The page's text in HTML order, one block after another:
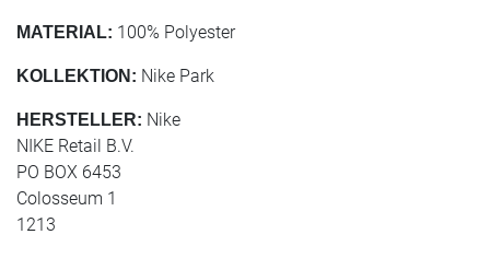
MATERIAL: 100% Polyester
KOLLEKTION: Nike Park
HERSTELLER: Nike
NIKE Retail B.V.
PO BOX 6453
Colosseum 1
1213